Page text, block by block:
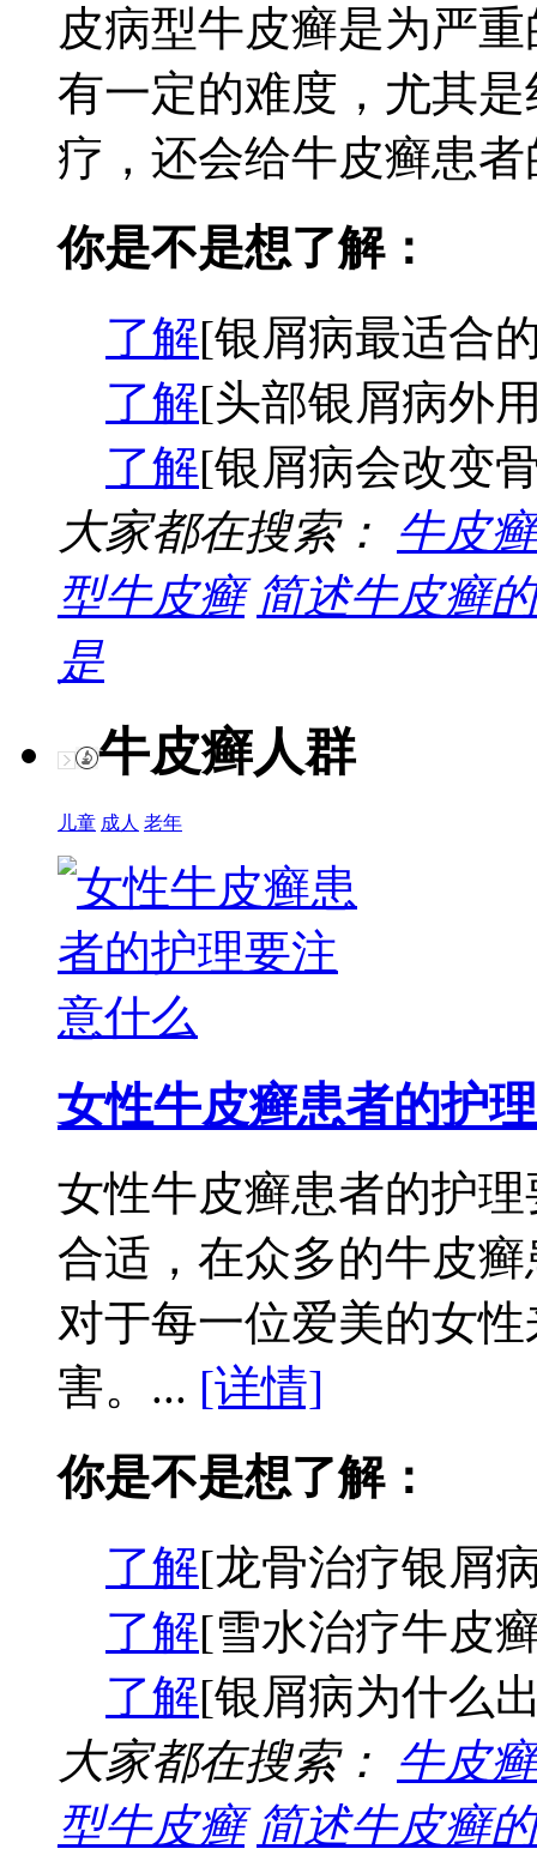
皮病型牛皮癣是为严
有一定的难度，尤其
疗，还会给牛皮癣患
你是不是想了解：
了解[银屑病最适合
了解[头部银屑病外
了解[银屑病会改变
大家都在搜索： 牛皮
型牛皮癣 简述牛皮癣
是
牛皮癣人群
儿童 成人 老年
女性牛皮癣患者的护理
女性牛皮癣患者的护
合适，在众多的牛皮
对于每一位爱美的女
害。... [详情]
你是不是想了解：
了解[龙骨治疗银屑
了解[雪水治疗牛皮
了解[银屑病为什么
大家都在搜索： 牛皮
型牛皮癣 简述牛皮癣